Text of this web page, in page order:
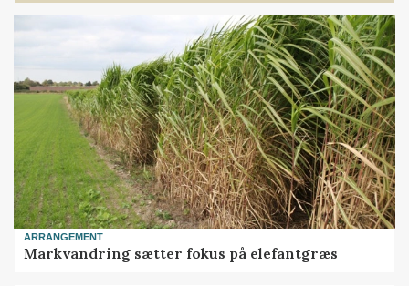
ARRANGEMENT
Markvandring sætter fokus på elefantgræs